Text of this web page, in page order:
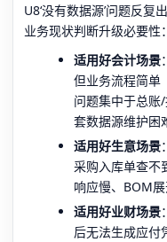
U8‘没有数据源’问题反
业务现状判断升级必要性：
适用好会计场景
但业务流程简单
问题集中于总账
套数据源维护困
适用好生意场景
采购入库单查不
响应慢、BOM展
适用好业财场景
后无法生成应付